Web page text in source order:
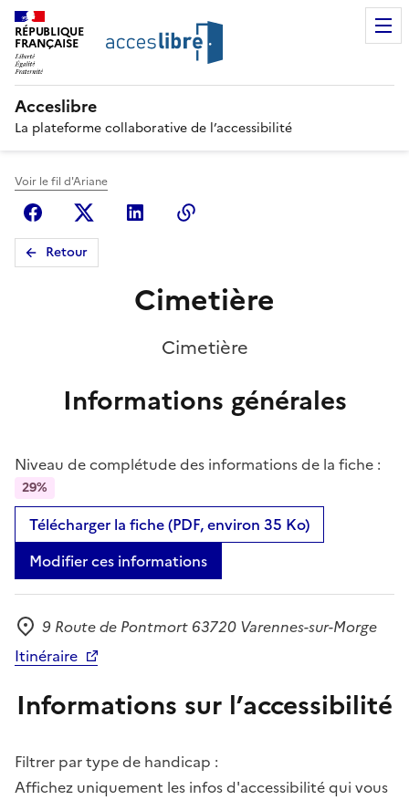
RÉPUBLIQUE
FRANÇAISE
Acceslibre
La plateforme collaborative de l’accessibilité
Voir le fil d'Ariane
FacebookX (anciennement Twitter)
Linkedin
Retour
Cimetière
Cimetière
Informations générales
Niveau de complétude des informations de la fiche :
29%
Télécharger la fiche (PDF, environ 35 Ko)
Modifier ces informations
Adresse
9 Route de Pontmort 63720 Varennes-sur-Morge
Itinéraire
Informations sur l’accessibilité
Filtrer par type de handicap :
Affichez uniquement les infos d'accessibilité qui vous